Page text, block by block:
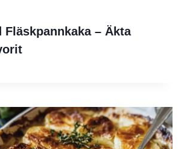
Fläskpannkaka – Äkta